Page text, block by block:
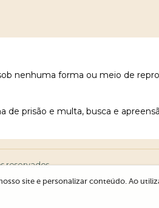
nenhuma forma ou meio de
de prisão e multa, busca e
reservados.
site e personalizar conteúdo. Ao